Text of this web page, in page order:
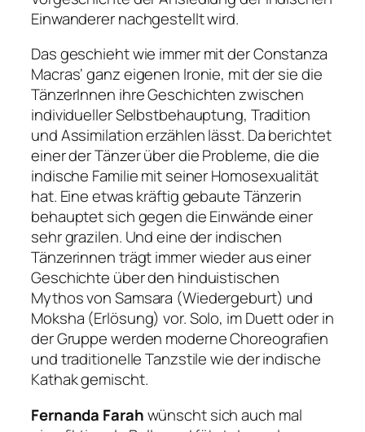
Einwanderer nachgestellt wird.
Das geschieht wie immer mit der Constanza
Macras‘ ganz eigenen Ironie, mit der sie die
TänzerInnen ihre Geschichten zwischen
individueller Selbstbehauptung, Tradition
und Assimilation erzählen lässt. Da berichtet
einer der Tänzer über die Probleme, die die
indische Familie mit seiner Homosexualität
hat. Eine etwas kräftig gebaute Tänzerin
behauptet sich gegen die Einwände einer
sehr grazilen. Und eine der indischen
Tänzerinnen trägt immer wieder aus einer
Geschichte über den hinduistischen
Mythos von Samsara (Wiedergeburt) und
Moksha (Erlösung) vor. Solo, im Duett oder in
der Gruppe werden moderne Choreografien
und traditionelle Tanzstile wie der indische
Kathak gemischt.
Fernanda Farahwünscht sich auch mal